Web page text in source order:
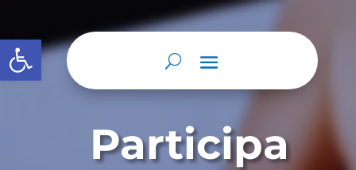
Abrir barra de herramientas
Participa